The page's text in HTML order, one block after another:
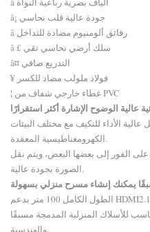
â¡ جودة عالية قلب نحاسي
â رقائق ألومنيوم مضادة للتداخل
â £ سلك أرضي نحاسي نقي
â¤ التدريع صافي
¥ فولاذ ملولب مضاد للكسر
¦ غطاء خارجي شفاف من PVC
عالية الوضوح الإشارة أكثر استقرارًا
الأداء للتكيف مع مختلف البيئات
الكهرومغناطيسية المعقدة.
الفور إلى بعضها البعض، ويتم نقل
الصورة بجودة عالية.
يمكنك إنشاء مسرح منزلي بسهولة
الطول الكامل 100 متر يدعم HDMI2.1، لا يزال النقل لمسافات طويلة مستقرًا،
للأسلاك المنزلية المدمجة مسبقًا
والهندسية.